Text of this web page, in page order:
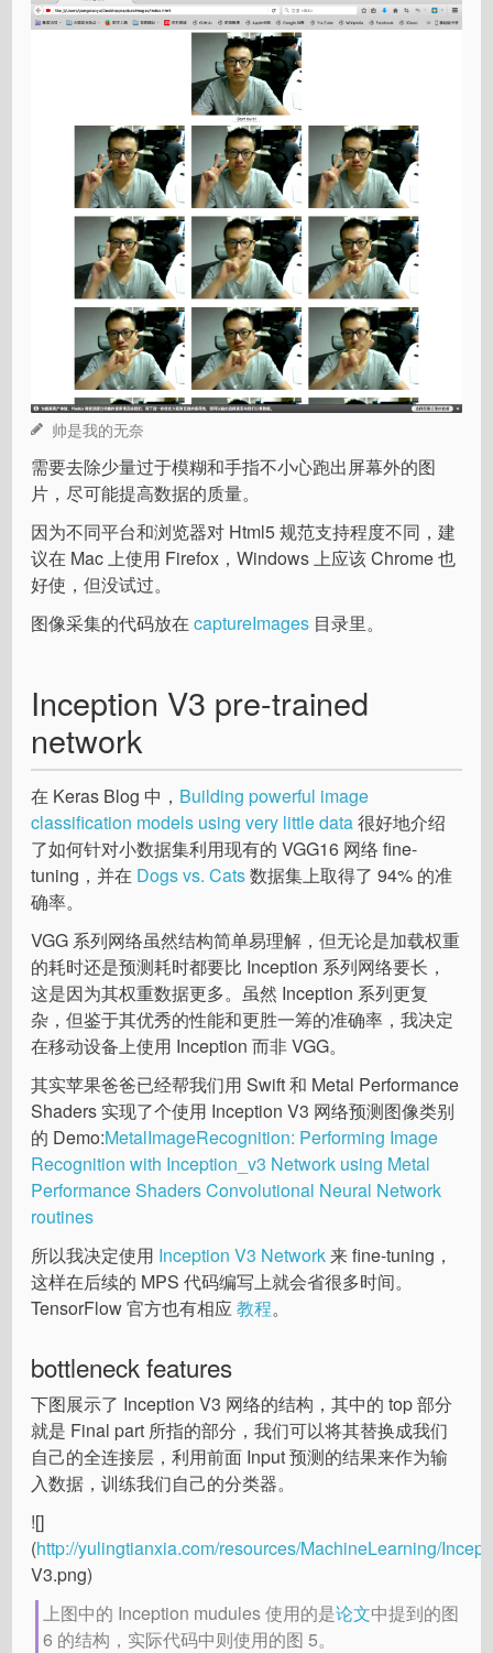
帅是我的无奈
需要去除少量过于模糊和手指不小心跑出屏幕外的图
片，尽可能提高数据的质量。
因为不同平台和浏览器对 Html5 规范支持程度不同，建
议在 Mac 上使用 Firefox，Windows 上应该 Chrome 也
好使，但没试过。
图像采集的代码放在captureImages 目录里。
Inception V3 pre-trained
network
在 Keras Blog 中， Building powerful image
classification models using very little data很好地介绍
了如何针对小数据集利用现有的 VGG16 网络 fine-
tuning，并在 Dogs vs. Cats数据集上取得了 94% 的准
确率。
VGG 系列网络虽然结构简单易理解，但无论是加载权重
的耗时还是预测耗时都要比 Inception 系列网络要长，
这是因为其权重数据更多。虽然 Inception 系列更复
杂，但鉴于其优秀的性能和更胜一筹的准确率，我决定
在移动设备上使用 Inception 而非 VGG。
其实苹果爸爸已经帮我们用 Swift 和 Metal Performance
Shaders 实现了个使用 Inception V3 网络预测图像类别
的 Demo:MetalImageRecognition: Performing Image
Recognition with Inception_v3 Network using Metal
Performance Shaders Convolutional Neural Network
routines
所以我决定使用 Inception V3 Network来 fine-tuning，
这样在后续的 MPS 代码编写上就会省很多时间。
TensorFlow 官方也有相应教程。
bottleneck features
下图展示了 Inception V3 网络的结构，其中的 top 部分
就是 Final part 所指的部分，我们可以将其替换成我们
自己的全连接层，利用前面 Input 预测的结果来作为输
入数据，训练我们自己的分类器。
![]
(http://yulingtianxia.com/resources/MachineLearning/
V3.png)
上图中的 Inception mudules 使用的是论文中提到的图
6 的结构，实际代码中则使用的图 5。